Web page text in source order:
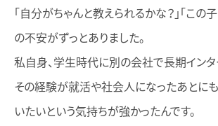
「自分がちゃんと教えられるかな？」「こ
の不安がずっとありました。
私自身、学生時代に別の会社で長期インタ
その経験が就活や社会人になったあとに
いたいという気持ちが強かったんです。